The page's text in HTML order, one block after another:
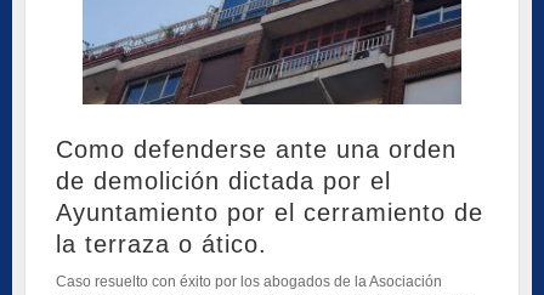
Como defenderse ante una orden
de demolición dictada por el
Ayuntamiento por el cerramiento de
la terraza o ático.
Caso resuelto con éxito por los abogados de la Asociación